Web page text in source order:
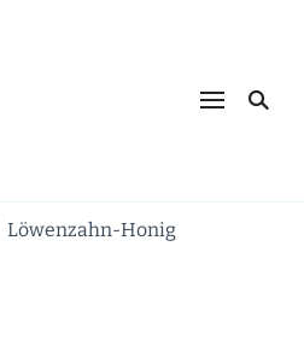
Schnabulieren, was die Natur einem
Löwenzahn-Honig